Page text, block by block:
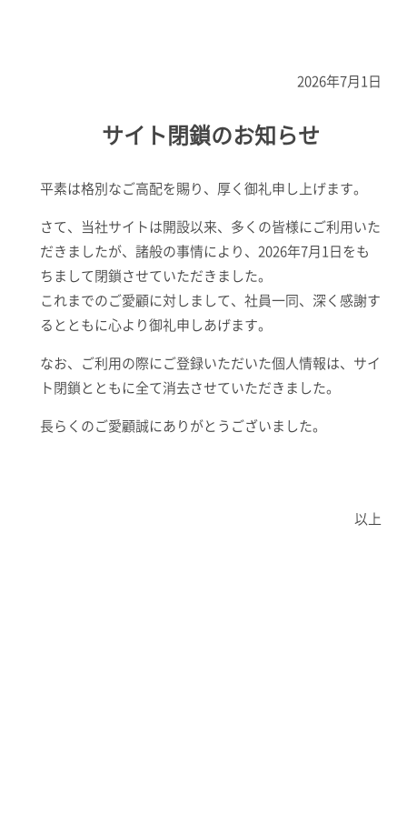
2026年7月1日
サイト閉鎖のお知らせ
平素は格別なご高配を賜り、厚く御礼申し上げます。
さて、当社サイトは開設以来、多くの皆様にご利用いた
だきましたが、諸般の事情により、2026年7月1日をも
ちまして閉鎖させていただきました。
これまでのご愛顧に対しまして、社員一同、深く感謝す
るとともに心より御礼申しあげます。
なお、ご利用の際にご登録いただいた個人情報は、サイ
ト閉鎖とともに全て消去させていただきました。
長らくのご愛顧誠にありがとうございました。
以上